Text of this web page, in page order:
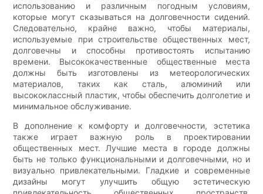
использованию и различным погодным условиям,
которые могут сказываться на долговечности сидений.
Следовательно, крайне важно, чтобы материалы,
используемые при строительстве общественных мест,
долговечны и способны противостоять испытанию
времени. Высококачественные общественные места
должны быть изготовлены из метеорологических
материалов, таких как сталь, алюминий или
высококлассный пластик, чтобы обеспечить долголетие и
минимальное обслуживание.
В дополнение к комфорту и долговечности, эстетика
также играет важную роль в проектировании
общественных мест. Лучшие места в городе должны
быть не только функциональными и долговечными, но и
визуально привлекательными. Гладкие и современные
дизайны могут улучшить общую эстетическую